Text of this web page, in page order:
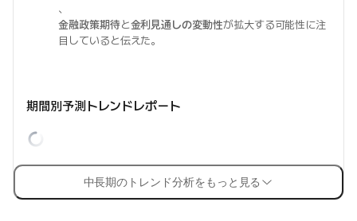
、
金融政策期待と金利見通しの変動性が拡大する可能性に注
目していると伝えた。
期間別予測トレンドレポート
中長期のトレンド分析をもっと見る